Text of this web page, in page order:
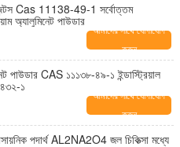
Cas 11138-49-1 সর্বোত্তম
অ্যালুমিনেট পাউডার
আমাদের সাথে যোগাযোগ
করুন
পাউডার CAS ১১১৩৮-৪৯-১ ইন্ডাস্ট্রিয়াল
১
আমাদের সাথে যোগাযোগ
করুন
পদার্থ AL2NA2O4 জল চিকিত্সা মধ্যে